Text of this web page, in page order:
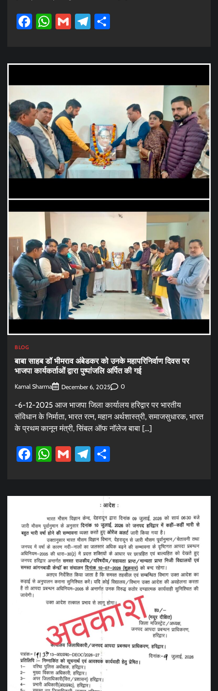
Facebook
WhatsApp
GmailTelegram
BLOG
बाबा साहब डॉ भीमराव अंबेडकर को उनके महापरिनिर्वाण दिवस पर
भाजपा कार्यकर्ताओं द्वारा पुष्पांजलि अर्पित की गई
Kamal Sharma December 6, 2025 0
-6-12-2025 आज भाजपा जिला कार्यालय हरिद्वार पर भारतीय
संविधान के निर्माता, भारत रत्न, महान अर्थशास्त्री, समाजसुधारक, भारत
के प्रथम कानून मंत्री, सिंबल ऑफ नॉलेज बाबा […]
Facebook
WhatsApp
GmailTelegram